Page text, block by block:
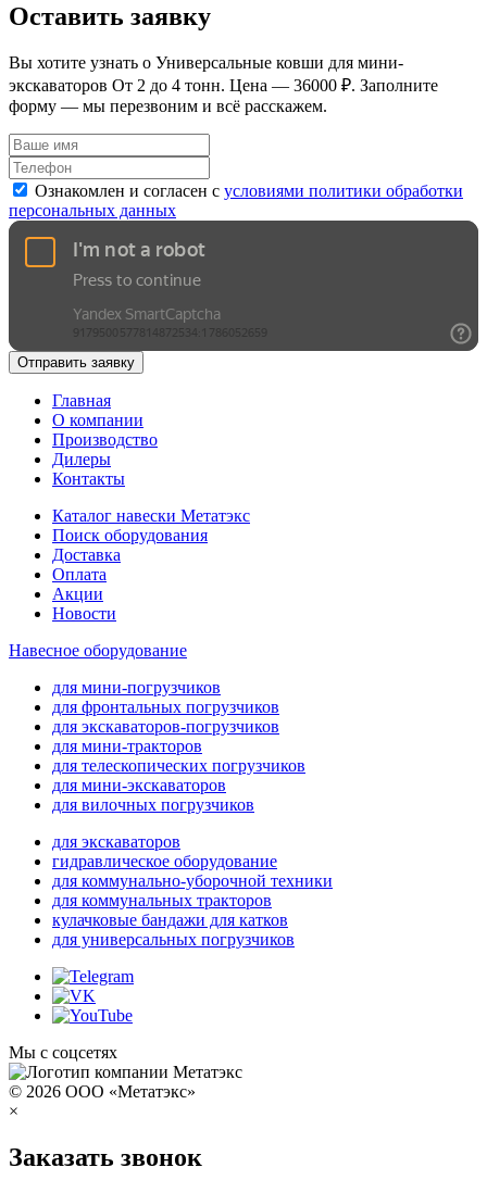
Оставить заявку
Вы хотите узнать о Универсальные ковши для мини-
экскаваторов От 2 до 4 тонн. Цена — 36000 ₽. Заполните
форму — мы перезвоним и всё расскажем.
Ознакомлен и согласен с условиями политики обработки
персональных данных
Отправить заявку
Главная
О компании
Производство
Дилеры
Контакты
Каталог навески Метатэкс
Поиск оборудования
Доставка
Оплата
Акции
Новости
Навесное оборудование
для мини-погрузчиков
для фронтальных погрузчиков
для экскаваторов-погрузчиков
для мини-тракторов
для телескопических погрузчиков
для мини-экскаваторов
для вилочных погрузчиков
для экскаваторов
гидравлическое оборудование
для коммунально-уборочной техники
для коммунальных тракторов
кулачковые бандажи для катков
для универсальных погрузчиков
Мы с соцсетях
© 2026 ООО «Метатэкс»
×
Заказать звонок